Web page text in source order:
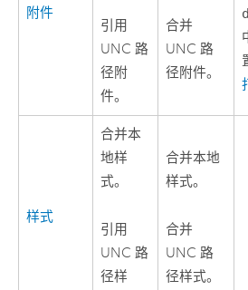
附件
引用
UNC 路
径附
件。
合并
UNC 路
径附件。
样式
合并本
地样
式。
引用
UNC 路
径样
合并本地
样式。
合并
UNC 路
径样式。